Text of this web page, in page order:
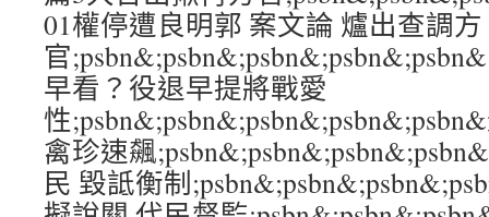
01權停遭良明郭 案文論 爐出查調方
官
早看？役退早提將戰愛
性
禽珍速飆
民 毀詆衡制